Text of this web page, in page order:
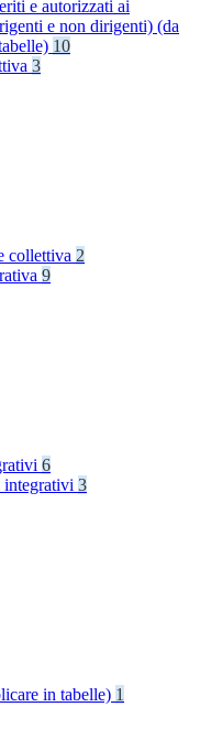
e autorizzati ai
e non dirigenti) (da
10
3
collettiva 2
9
6
integrativi 3
in tabelle) 1